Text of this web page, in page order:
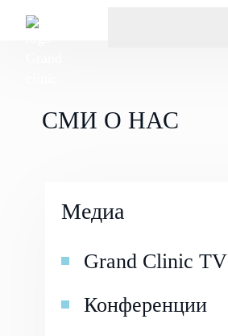
СМИ О НАС
Медиа
Grand Clinic TV
Конференции